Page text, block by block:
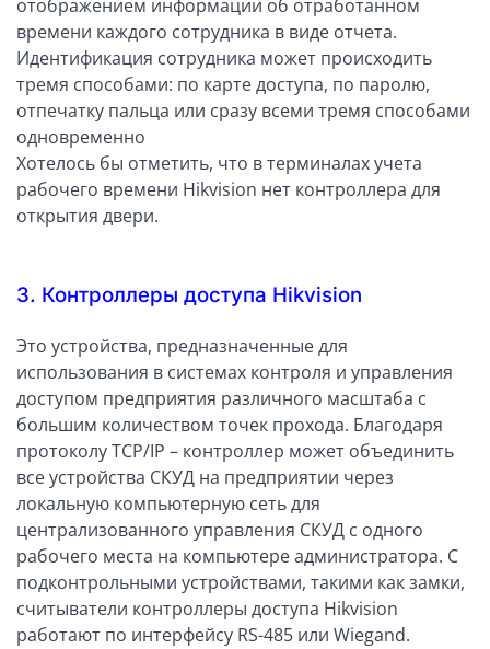
отображением информации об отработанном
времени каждого сотрудника в виде отчета.
Идентификация сотрудника может происходить
тремя способами: по карте доступа, по паролю,
отпечатку пальца или сразу всеми тремя способами
одновременно
Хотелось бы отметить, что в терминалах учета
рабочего времени Hikvision нет контроллера для
открытия двери.
3. Контроллеры доступа Hikvision
Это устройства, предназначенные для
использования в системах контроля и управления
доступом предприятия различного масштаба с
большим количеством точек прохода. Благодаря
протоколу TCP/IP – контроллер может объединить
все устройства СКУД на предприятии через
локальную компьютерную сеть для
централизованного управления СКУД с одного
рабочего места на компьютере администратора. С
подконтрольными устройствами, такими как замки,
считыватели контроллеры доступа Hikvision
работают по интерфейсу RS-485 или Wiegand.